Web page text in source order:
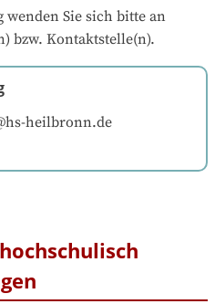
Sie sich bitte an
bzw. Kontaktstelle(n).
heilbronn.de